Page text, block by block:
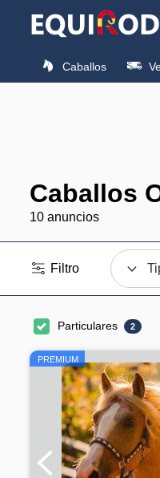
Caballos
Caballos
10 anuncios
Filtro
Particulares 2
PREMIUM